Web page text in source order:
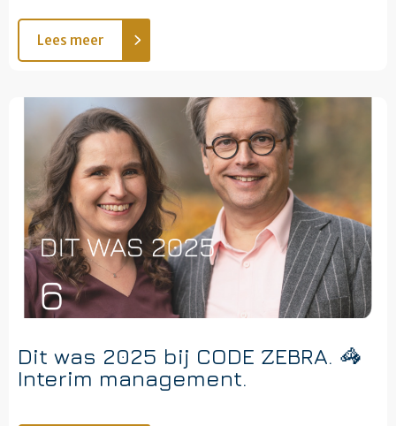
Lees meer
Dit was 2025 bij CODE ZEBRA. 🦓
Interim management.